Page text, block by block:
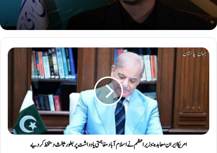
امریکا ایران معاہدہ: وزیراعظم نے اسلام آباد مفاہمتی یادداشت پربطور ثالث دستخط کردیے